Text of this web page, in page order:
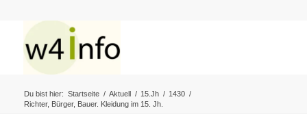
Du bist hier: Startseite / Aktuell / 15.Jh / 1430 /
Richter, Bürger, Bauer. Kleidung im 15. Jh.